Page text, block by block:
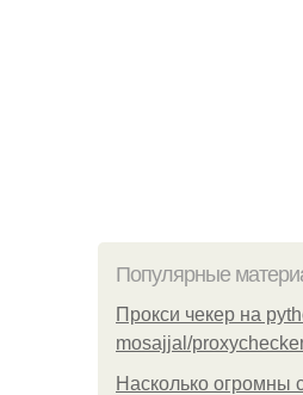
Популярные
Прокси чекер на
mosajjal/
Насколько огромны